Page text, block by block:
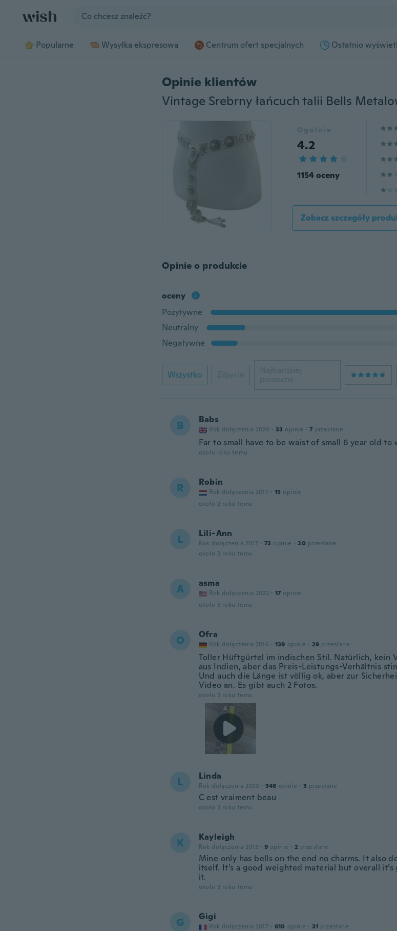
Popularne Wysyłka ekspresowa Centrum ofert specjalnych Ostatnio
Opinie klientów
Ogólnie
4.2
1154 oceny
Zobacz szczegóły
Opinie o produkcie
oceny
Pozytywne
Neutralny
Negatywne
Wszystko Zdjęcie
Najbardziej
pomocne
B Babs
Rok dołączenia 2020 · 33 opinie · 7 przesłane
Far to small have to be waist of small 6 year old to
około roku temu
R Robin
Rok dołączenia 2017 · 15 opinie
około 2 roku temu
L Lili-Ann
Rok dołączenia 2017 · 73 opinie · 20 przesłane
około 3 roku temu
A asma
Rok dołączenia 2022 · 17 opinie
około 3 roku temu
O Ofra
Rok dołączenia 2016 · 139 opinie · 29 przesłane
Toller Hüftgürtel im indischen Stil. Natürlich, kein
aus Indien, aber das Preis-Leistungs-Verhältnis
Und auch die Länge ist völlig ok, aber zur
Video an. Es gibt auch 2 Fotos.
około 3 roku temu
L Linda
Rok dołączenia 2020 · 348 opinie · 3 przesłane
C est vraiment beau
około 3 roku temu
K Kayleigh
Rok dołączenia 2013 · 9 opinie · 2 przesłane
Mine only has bells on the end no charms. It also
itself. It’s a good weighted material but overall
it.
około 3 roku temu
G Gigi
Rok dołączenia 2017 · 610 opinie · 31 przesłane